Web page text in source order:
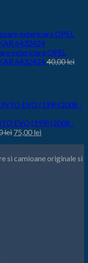
exterioara OPEL
643242440,00lei
EVO (199) (2008 -
lei Prețul
fost:
75,00 lei
75,00 lei.
si camioane originale si